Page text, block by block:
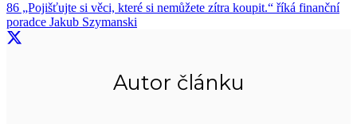
86 „Pojišťujte si věci, které si nemůžete zítra koupit.“ říká finanční
poradce Jakub Szymanski
Autor článku